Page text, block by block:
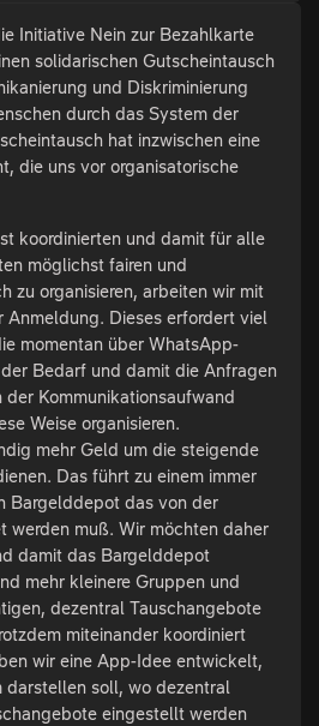
Initiative Nein zur Bezahlkarte
solidarischen Gutscheintausch
und Diskriminierung
durch das System der
hat inzwischen eine
die uns vor organisatorische
koordinierten und damit für alle
möglichst fairen und
zu organisieren, arbeiten wir mit
Anmeldung. Dieses erfordert viel
momentan über WhatsApp-
Bedarf und damit die Anfragen
Kommunikationsaufwand
Weise organisieren.
mehr Geld um die steigende
Das führt zu einem immer
Bargelddepot das von der
werden muß. Wir möchten daher
damit das Bargelddepot
mehr kleinere Gruppen und
dezentral Tauschangebote
miteinander koordiniert
wir eine App-Idee entwickelt,
darstellen soll, wo dezentral
eingestellt werden